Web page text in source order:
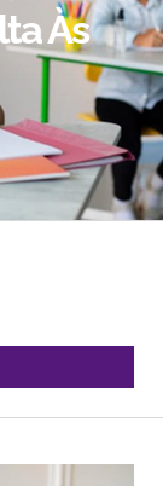
Às